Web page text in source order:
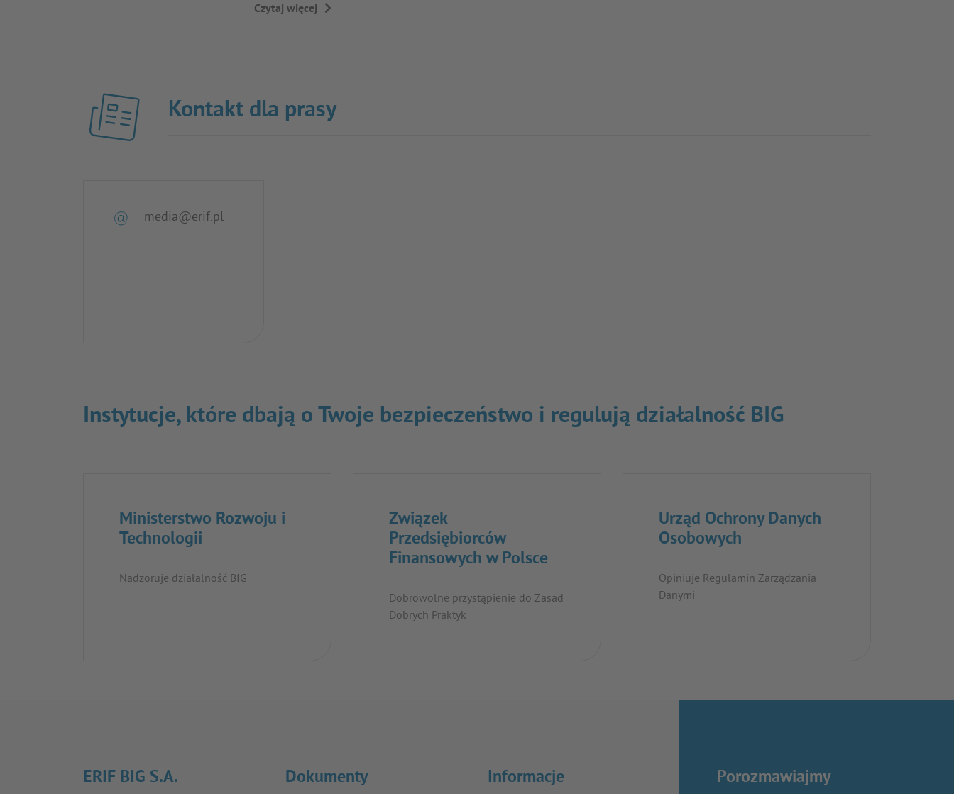
Czytaj więcej
Kontakt dla prasy
media@erif.pl
Instytucje, które dbają o Twoje bezpieczeństwo i regulują działalność BIG
Ministerstwo Rozwoju i
Technologii
Nadzoruje działalność BIG
Związek
Przedsiębiorców
Finansowych w Polsce
Dobrowolne przystąpienie do Zasad
Dobrych Praktyk
Urząd Ochrony Danych
Osobowych
Opiniuje Regulamin Zarządzania
Danymi
ERIF BIG S.A. Dokumenty Informacje Porozmawiajmy